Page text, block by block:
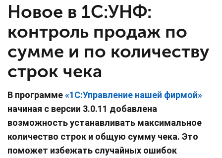
Новое в 1С:УНФ:
контроль продаж по
сумме и по количеству
строк чека
В программе«1С:Управление нашей фирмой»
начиная с версии 3.0.11 добавлена
возможность устанавливать максимальное
количество строк и общую сумму чека. Это
поможет избежать случайных ошибок